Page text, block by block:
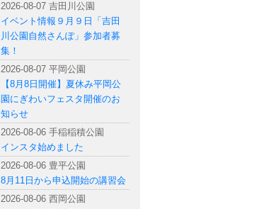
2026-08-07 吉田川公園
イベント情報９月９日「吉田
川公園自然さんぽ」参加者募
集！
2026-08-07 平岡公園
【8月8日開催】夏休み平岡公
園にぎわいフェスタ開催のお
知らせ
2026-08-06 手稲稲積公園
インスタ始めました
2026-08-06 豊平公園
8月11日から申込開始の講習会
2026-08-06 西岡公園